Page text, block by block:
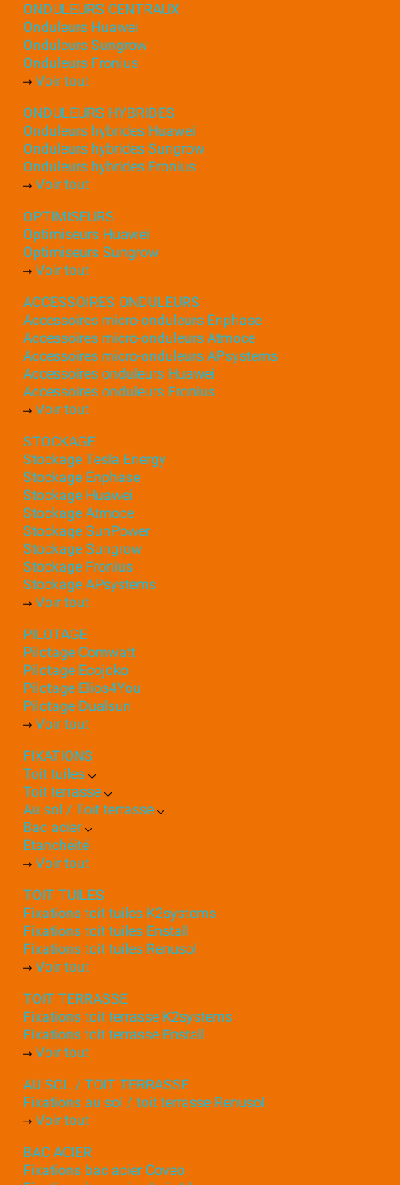
ONDULEURS CENTRAUX
Onduleurs Huawei
Onduleurs Sungrow
Onduleurs Fronius
Voir tout
ONDULEURS HYBRIDES
Onduleurs hybrides Huawei
Onduleurs hybrides Sungrow
Onduleurs hybrides Fronius
Voir tout
OPTIMISEURS
Optimiseurs Huawei
Optimiseurs Sungrow
Voir tout
ACCESSOIRES ONDULEURS
Accessoires micro-onduleurs Enphase
Accessoires micro-onduleurs Atmoce
Accessoires micro-onduleurs APsystems
Accessoires onduleurs Huawei
Accessoires onduleurs Fronius
Voir tout
STOCKAGE
Stockage Tesla Energy
Stockage Enphase
Stockage Huawei
Stockage Atmoce
Stockage SunPower
Stockage Sungrow
Stockage Fronius
Stockage APsystems
Voir tout
PILOTAGE
Pilotage Comwatt
Pilotage Ecojoko
Pilotage Elios4You
Pilotage Dualsun
Voir tout
FIXATIONS
Toit tuiles
Toit terrasse
Au sol / Toit terrasse
Bac acier
Etanchéité
Voir tout
TOIT TUILES
Fixations toit tuiles K2systems
Fixations toit tuiles Enstall
Fixations toit tuiles Renusol
Voir tout
TOIT TERRASSE
Fixations toit terrasse K2systems
Fixations toit terrasse Enstall
Voir tout
AU SOL / TOIT TERRASSE
Fixations au sol / toit terrasse Renusol
Voir tout
BAC ACIER
Fixations bac acier Coveo